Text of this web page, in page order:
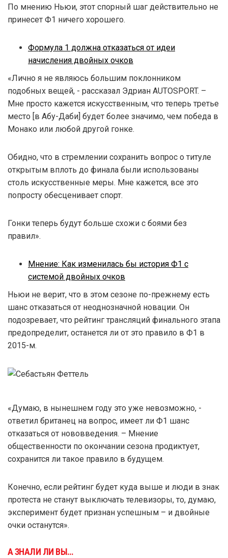
По мнению Ньюи, этот спорный шаг действительно не
принесет Ф1 ничего хорошего.
Формула 1 должна отказаться от идеи
начисления двойных очков
«Лично я не являюсь большим поклонником
подобных вещей, - рассказал Эдриан AUTOSPORT. –
Мне просто кажется искусственным, что теперь третье
место [в Абу-Даби] будет более значимо, чем победа в
Монако или любой другой гонке.
Обидно, что в стремлении сохранить вопрос о титуле
открытым вплоть до финала были использованы
столь искусственные меры. Мне кажется, все это
попросту обесценивает спорт.
Гонки теперь будут больше схожи с боями без
правил».
Мнение: Как изменилась бы история Ф1 с
системой двойных очков
Ньюи не верит, что в этом сезоне по-прежнему есть
шанс отказаться от неоднозначной новации. Он
подозревает, что рейтинг трансляций финального этапа
предопределит, останется ли от это правило в Ф1 в
2015-м.
«Думаю, в нынешнем году это уже невозможно, -
ответил британец на вопрос, имеет ли Ф1 шанс
отказаться от нововведения. – Мнение
общественности по окончании сезона продиктует,
сохранится ли такое правило в будущем.
Конечно, если рейтинг будет куда выше и люди в знак
протеста не станут выключать телевизоры, то, думаю,
эксперимент будет признан успешным – и двойные
очки останутся».
А ЗНАЛИ ЛИ ВЫ…